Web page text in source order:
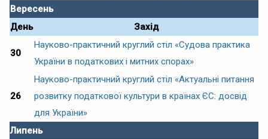
Вересень
День
Захід
30
Науково-практичний круглий стіл «Судова практика
України в податкових і митних спорах»
26
Науково-практичний круглий стіл «Актуальні питання
розвитку податкової культури в країнах ЄС: досвід
для України»
Липень